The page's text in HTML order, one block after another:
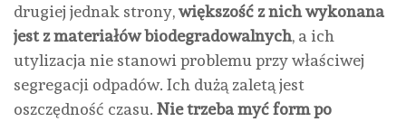
drugiej jednak strony,większość z nich wykonana
jest z materiałów biodegradowalnych, a ich
utylizacja nie stanowi problemu przy właściwej
segregacji odpadów. Ich dużą zaletą jest
oszczędność czasu. Nie trzeba myć form po